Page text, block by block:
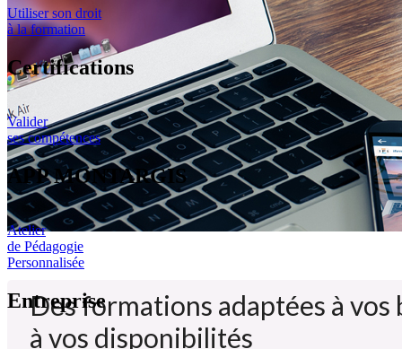
Des formations adaptées à vos
à vos disponibilités
Utiliser son droit
à la formation
Certifications
Valider
ses compétences
APP MONTARGIS
Atelier
de Pédagogie
Personnalisée
Entreprise